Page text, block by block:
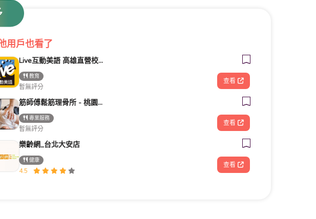
用戶也看了
Live互動美語 高雄直營校｜幼兒美語班｜小一先修班｜兒童美語班｜自然發音班｜全民英檢班｜課輔班
教育
暫無評分
查看
筋師傅鬆筋理骨所 - 桃園整復/推拿/民俗療法/整骨
專業服務
暫無評分
查看
樂齡網_台北大安店
健康
4.5
查看